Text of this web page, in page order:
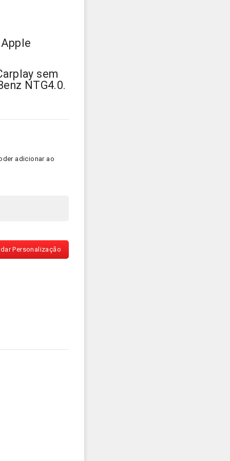
sem
NTG4.0.
adicionar ao
Personalização